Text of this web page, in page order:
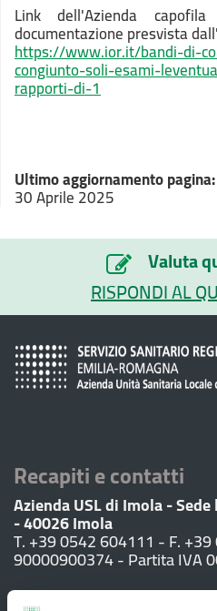
Link dell'Azienda
documentazione presvista
https://www.ior.it/bandi-di-
congiunto-soli-esami-
rapporti-di-1
Ultimo aggiornamento pagina:
30 Aprile 2025
Valuta
RISPONDI AL
Recapiti e contatti
Azienda USL di Imola -
- 40026 Imola
T. +39 0542 604111 - F.
90000900374 - Partita IVA